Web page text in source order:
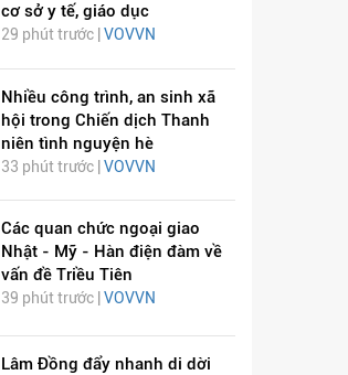
cơ sở y tế, giáo dục
29 phút trước | VOVVN
Nhiều công trình, an sinh xã
hội trong Chiến dịch Thanh
niên tình nguyện hè
33 phút trước | VOVVN
Các quan chức ngoại giao
Nhật - Mỹ - Hàn điện đàm về
vấn đề Triều Tiên
39 phút trước | VOVVN
Lâm Đồng đẩy nhanh di dời